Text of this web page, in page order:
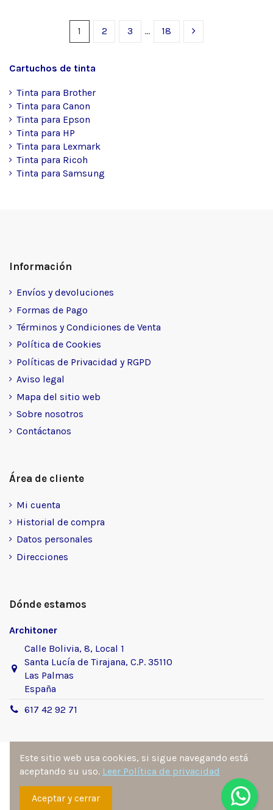
1 2 3 … 18
Cartuchos de tinta
Tinta para Brother
Tinta para Canon
Tinta para Epson
Tinta para HP
Tinta para Lexmark
Tinta para Ricoh
Tinta para Samsung
Información
Envíos y devoluciones
Formas de Pago
Términos y Condiciones de Venta
Política de Cookies
Políticas de Privacidad y RGPD
Aviso legal
Mapa del sitio web
Sobre nosotros
Contáctanos
Área de cliente
Mi cuenta
Historial de compra
Datos personales
Direcciones
Dónde estamos
Architoner
Calle Bolivia, 8, Local 1
Santa Lucía de Tirajana, C.P. 35110
Las Palmas
España
617 42 92 71
Sitio desarrollado y diseñado por
Ángel Manuel
Fernández González . Todos los derechos reservados por
Este sitio web usa cookies, si sigue navegando está
aceptando su uso. Leer Política de privacidad
Aceptar y cerrar